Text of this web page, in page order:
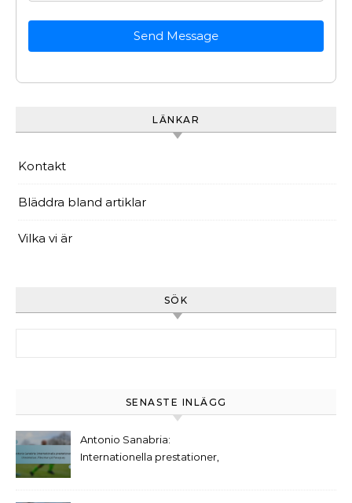
Send Message
LÄNKAR
Kontakt
Bläddra bland artiklar
Vilka vi är
SÖK
SENASTE INLÄGG
Antonio Sanabria:
Internationella prestationer,